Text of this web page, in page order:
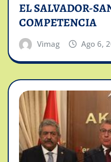
EL SALVADOR-
COMPETENCIA
Vimag Ago 6,